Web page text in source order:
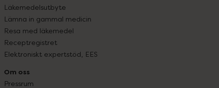
Läkemedelsutbyte
Lämna in gammal medicin
Resa med läkemedel
Receptregistret
Elektroniskt expertstöd, EES
Om oss
Pressrum